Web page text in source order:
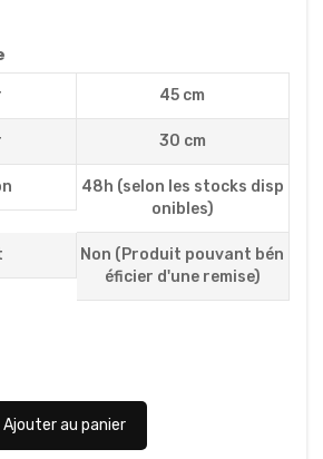
45 cm
30 cm
48h (selon les stocks disp
onibles)
Non (Produit pouvant bén
éficier d'une remise)
Ajouter au panier